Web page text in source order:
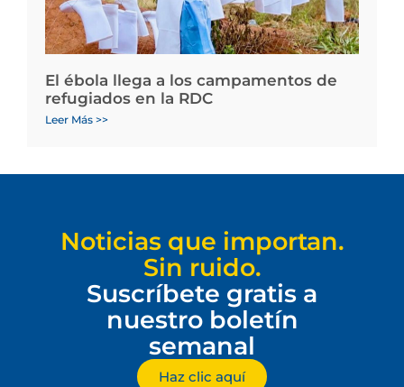
El ébola llega a los campamentos de
refugiados en la RDC
Leer Más >>
Noticias que importan.
Sin ruido.
Suscríbete gratis a
nuestro boletín
semanal
Haz clic aquí